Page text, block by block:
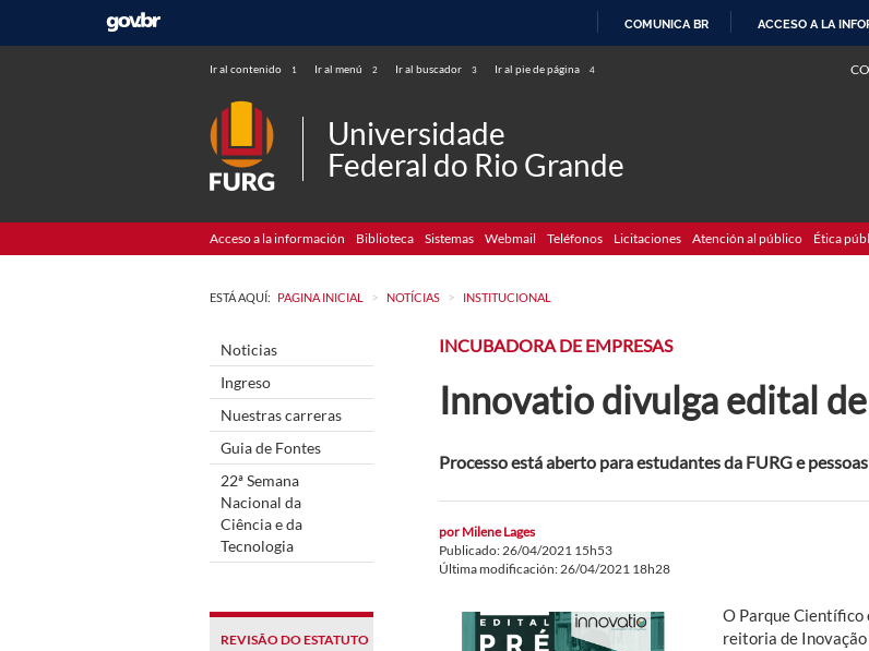
COMUNICA BR ACCESO A LA
Ir al contenido 1 Ir al menú 2 Ir al buscador 3 Ir al pie de página 4
Universidade
Federal do Rio Grande
Acceso a la información Biblioteca Sistemas Webmail Teléfonos Licitaciones Atención al público Ética
ESTÁ AQUÍ: PAGINA INICIAL > NOTÍCIAS > INSTITUCIONAL
Noticias
Ingreso
Nuestras carreras
Guia de Fontes
22ª Semana
Nacional da
Ciência e da
Tecnologia
REVISÃO DO ESTATUTO
INCUBADORA DE EMPRESAS
Innovatio divulga edital
Processo está aberto para estudantes da FURG e
por Milene Lages
Publicado: 26/04/2021 15h53
Última modificación: 26/04/2021 18h28
O Parque Científico
reitoria de